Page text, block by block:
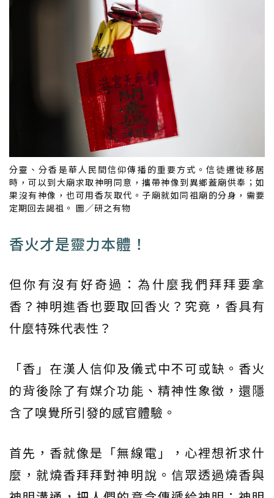
分靈、分香是華人民間信仰傳播的重要方式。信徒遷徙移居
時，可以到大廟求取神明同意，攜帶神像到異鄉蓋廟供奉；如
果沒有神像，也可用香灰取代。子廟就如同祖廟的分身，需要
定期回去謁祖。 圖／研之有物
香火才是靈力本體！
但你有沒有好奇過：為什麼我們拜拜要拿
香？神明進香也要取回香火？究竟，香具有
什麼特殊代表性？
「香」在漢人信仰及儀式中不可或缺。香火
的背後除了有媒介功能、精神性象徵，還隱
含了嗅覺所引發的感官體驗。
首先，香就像是「無線電」，心裡想祈求什
麼，就燒香拜拜對神明說。信眾透過燒香與